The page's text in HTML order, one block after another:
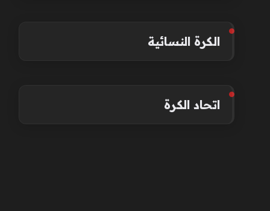
الكرة النسائية
اتحاد الكرة